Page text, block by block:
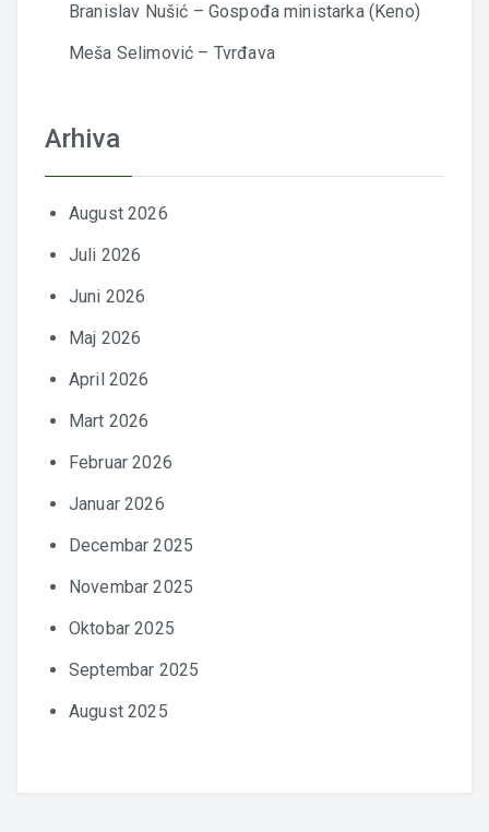
Branislav Nušić – Gospođa ministarka (Keno)
Meša Selimović – Tvrđava
Arhiva
August 2026
Juli 2026
Juni 2026
Maj 2026
April 2026
Mart 2026
Februar 2026
Januar 2026
Decembar 2025
Novembar 2025
Oktobar 2025
Septembar 2025
August 2025